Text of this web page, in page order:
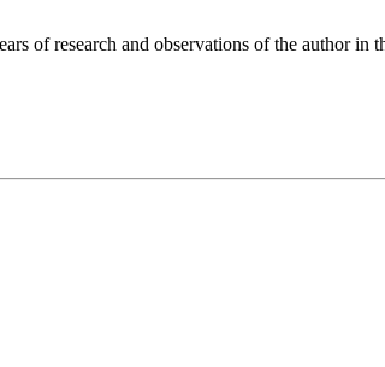
of research and observations of the author in